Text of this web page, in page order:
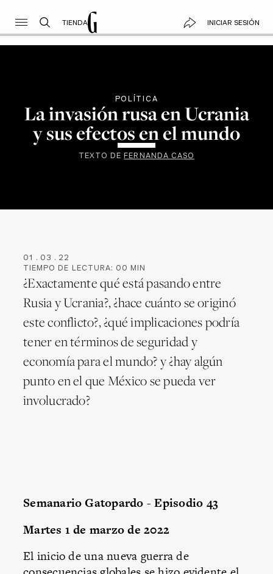
TIENDA INICIAR SESIÓN
POLÍTICA
La invasión rusa en Ucrania
y sus efectos en el mundo
TEXTO DEFERNANDA CASO
01 . 03 . 22
TIEMPO DE LECTURA: 00 MIN
¿Exactamente qué está pasando entre
Rusia y Ucrania?, ¿hace cuánto se originó
este conflicto?, ¿qué implicaciones podría
tener en términos de seguridad y
economía para el mundo? y ¿hay algún
punto en el que México se pueda ver
involucrado?
Semanario Gatopardo - Episodio 43
Martes 1 de marzo de 2022
El inicio de una nueva guerra de